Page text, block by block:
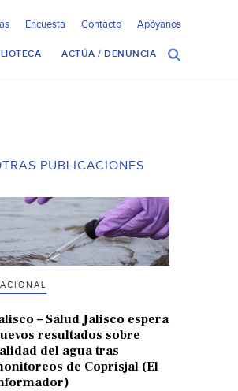
Encuesta Contacto Apóyanos
ACTÚA / DENUNCIA
PUBLICACIONES
– Salud Jalisco espera
resultados sobre
del agua tras
de Coprisjal (El